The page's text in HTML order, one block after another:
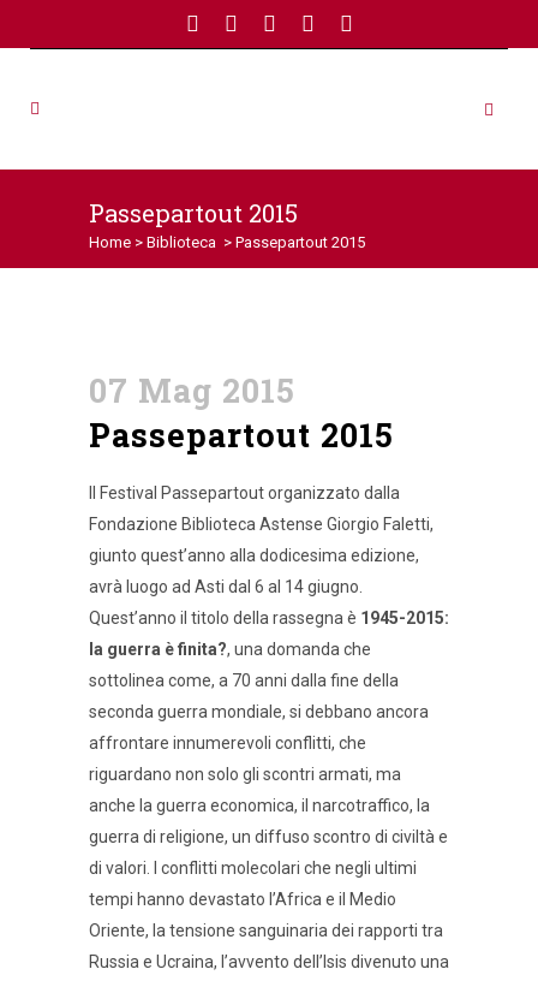
Passepartout 2015
Home > Biblioteca > Passepartout 2015
07 Mag 2015
Passepartout 2015
Il Festival Passepartout organizzato dalla
Fondazione Biblioteca Astense Giorgio Faletti,
giunto quest’anno alla dodicesima edizione,
avrà luogo ad Asti dal 6 al 14 giugno.
Quest’anno il titolo della rassegna è 1945-2015:
la guerra è finita?, una domanda che
sottolinea come, a 70 anni dalla fine della
seconda guerra mondiale, si debbano ancora
affrontare innumerevoli conflitti, che
riguardano non solo gli scontri armati, ma
anche la guerra economica, il narcotraffico, la
guerra di religione, un diffuso scontro di civiltà e
di valori. I conflitti molecolari che negli ultimi
tempi hanno devastato l’Africa e il Medio
Oriente, la tensione sanguinaria dei rapporti tra
Russia e Ucraina, l’avvento dell’Isis divenuto una